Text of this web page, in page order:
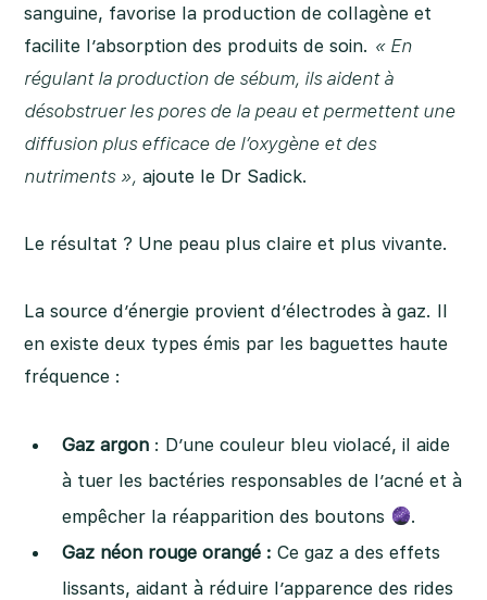
sanguine, favorise la production de collagène et
facilite l’absorption des produits de soin. « En
régulant la production de sébum, ils aident à
désobstruer les pores de la peau et permettent une
diffusion plus efficace de l’oxygène et des
nutriments », ajoute le Dr Sadick.
Le résultat ? Une peau plus claire et plus vivante.
La source d’énergie provient d’électrodes à gaz. Il
en existe deux types émis par les baguettes haute
fréquence :
Gaz argon : D’une couleur bleu violacé, il aide
à tuer les bactéries responsables de l’acné et à
empêcher la réapparition des boutons
.
Gaz néon rouge orangé : Ce gaz a des effets
lissants, aidant à réduire l’apparence des rides